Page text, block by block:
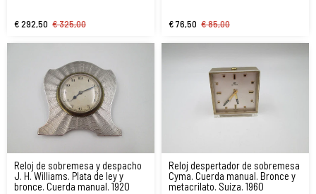
€ 292,50 € 325,00 € 76,50 € 85,00
Reloj de sobremesa y despacho
J. H. Williams. Plata de ley y
bronce. Cuerda manual. 1920
Reloj despertador de sobremesa
Cyma. Cuerda manual. Bronce y
metacrilato. Suiza. 1960